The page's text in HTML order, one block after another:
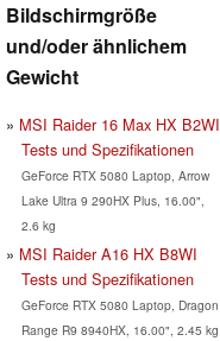
Bildschirmgröße
und/oder ähnlichem
Gewicht
MSI Raider 16 Max HX B2WI
Tests und Spezifikationen
GeForce RTX 5080 Laptop, Arrow
Lake Ultra 9 290HX Plus, 16.00",
2.6 kg
MSI Raider A16 HX B8WI
Tests und Spezifikationen
GeForce RTX 5080 Laptop, Dragon
Range R9 8940HX, 16.00", 2.45 kg